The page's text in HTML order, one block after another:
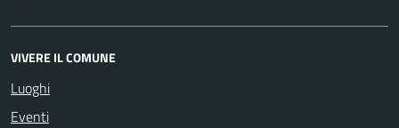
VIVERE IL COMUNE
Luoghi
Eventi